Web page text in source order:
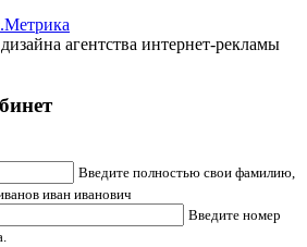
агентства интернет-рекламы
Введите полностью свои фамилию,
иван иванович
Введите номер